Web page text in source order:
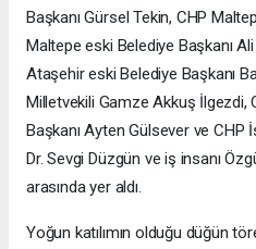
Başkanı Gürsel Tekin, CHP
Maltepe eski Belediye Başkanı
Ataşehir eski Belediye Başkanı
Milletvekili Gamze Akkuş İlgezdi,
Başkanı Ayten Gülsever ve CHP
Dr. Sevgi Düzgün ve iş insanı
arasında yer aldı.
Yoğun katılımın olduğu düğün